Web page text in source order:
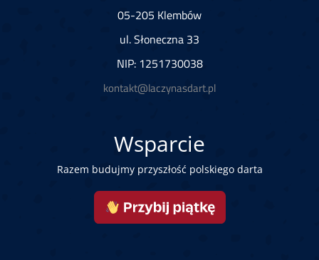
05-205 Klembów
ul. Słoneczna 33
NIP: 1251730038
kontakt@laczynasdart.pl
Wsparcie
Razem budujmy przyszłość polskiego darta